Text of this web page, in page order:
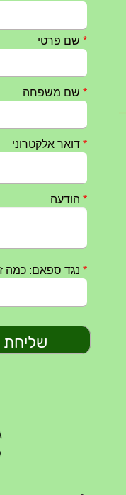
טקס ההתיחדות עם החללים לשנת 2025 –
27/05/2025
מופע הגבעטרון ב 10.10.2024 נדחה בשל המצב הבטחוני
25/09/2024
חרבות ברזל – הודעה 1 – 14.10.2023